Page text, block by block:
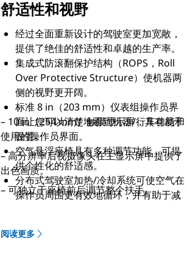
舒适性和视野
经过全面重新设计的驾驶室更加宽敞，
提供了绝佳的舒适性和卓越的生产率。
集成式防滚翻保护结构（ROPS，Roll
Over Protective Structure）使机器两
侧的视野更开阔。
标准 8 in（203 mm）仪表组操作员界
面让您可以清楚地看到机器/行车功能和
设置。
空气悬浮座椅具有多种调节功能，可提
供个性化的舒适感。
分布式驾驶室加热/冷却系统可使空气在
操作员周围更有效地循环，并有助于减
多种驾驶室选项增加了安全性和舒适
– 10 in（254 mm）触摸显示屏，具有易于
使用的操作员界面。
– 高分辨率后视摄像头在主显示屏中提供了
出色画质。
– 可独立于座椅前后调节整个扶手。
阅读更多